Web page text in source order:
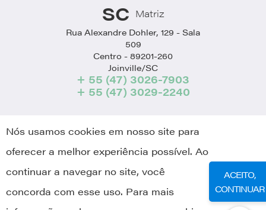
SC Matriz
Rua Alexandre Dohler, 129 - Sala
509
Centro - 89201-260
Joinville/SC
+ 55 (47) 3026-7903
+ 55 (47) 3029-2240
Política de Privacidade
Política de Cookies
Termos de Uso
Voltar ao topo
Nós usamos cookies em nosso site para
oferecer a melhor experiência possível. Ao
continuar a navegar no site, você
concorda com esse uso. Para mais
ACEITO,
CONTINUAR